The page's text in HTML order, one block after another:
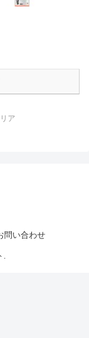
ア
問い合わせ